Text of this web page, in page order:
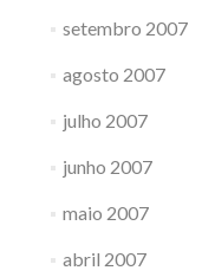
setembro 2007
agosto 2007
julho 2007
junho 2007
maio 2007
abril 2007